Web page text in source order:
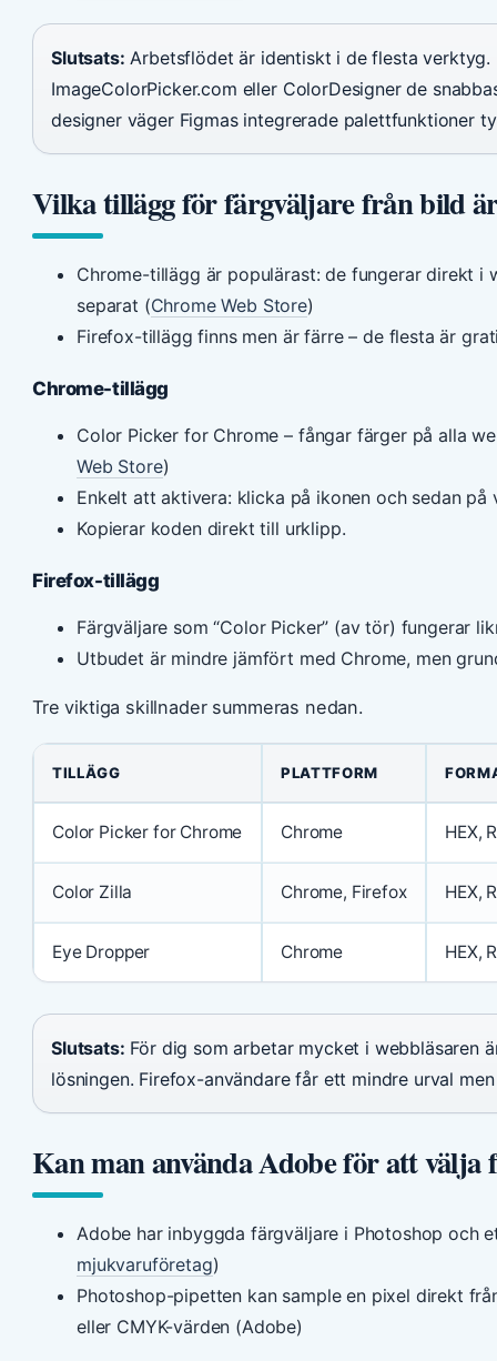
Slutsats: Arbetsflödet är identiskt i de flesta verktyg.
ImageColorPicker.com eller ColorDesigner de
designer väger Figmas integrerade palettfunktioner
Vilka tillägg för färgväljare från bild
Chrome-tillägg är populärast: de fungerar direkt i
separat (Chrome Web Store)
Firefox-tillägg finns men är färre – de flesta är
Chrome-tillägg
Color Picker for Chrome – fångar färger på alla
Web Store)
Enkelt att aktivera: klicka på ikonen och sedan på
Kopierar koden direkt till urklipp.
Firefox-tillägg
Färgväljare som “Color Picker” (av tör) fungerar
Utbudet är mindre jämfört med Chrome, men
Tre viktiga skillnader summeras nedan.
TILLÄGG PLATTFORM
Color Picker for Chrome Chrome HEX,
Color Zilla Chrome, Firefox HEX,
Eye Dropper Chrome HEX,
Slutsats: För dig som arbetar mycket i webbläsaren
lösningen. Firefox-användare får ett mindre urval
Kan man använda Adobe för att
Adobe har inbyggda färgväljare i Photoshop och
mjukvaruföretag)
Photoshop-pipetten kan sample en pixel direkt
eller CMYK-värden (Adobe)